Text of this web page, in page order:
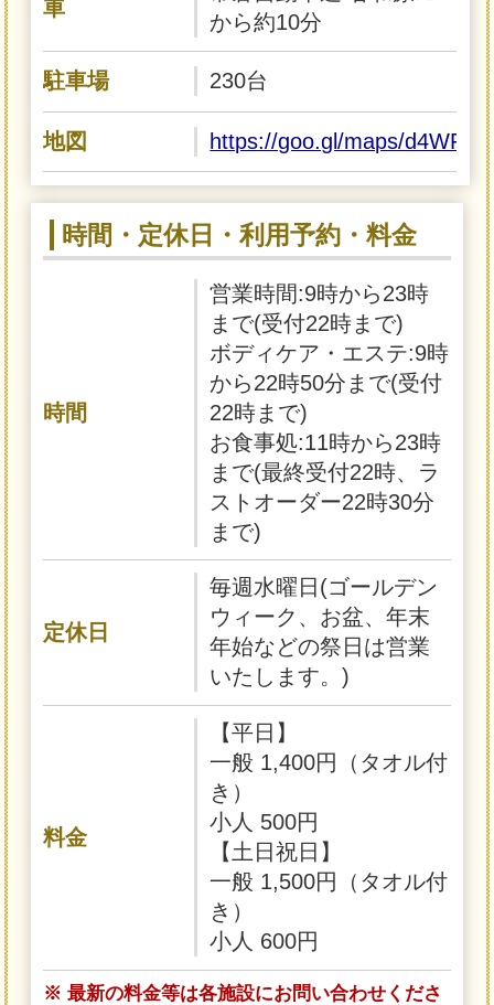
車
から約10分
駐車場 230台
地図 https://goo.gl/maps/
時間・定休日・利用予約・料金
時間
営業時間:9時から23時
まで(受付22時まで)
ボディケア・エステ:9時
から22時50分まで(受付
22時まで)
お食事処:11時から23時
まで(最終受付22時、ラ
ストオーダー22時30分
まで)
定休日
毎週水曜日(ゴールデン
ウィーク、お盆、年末
年始などの祭日は営業
いたします。)
料金
【平日】
一般 1,400円（タオル付
き）
小人 500円
【土日祝日】
一般 1,500円（タオル付
き）
小人 600円
※ 最新の料金等は各施設にお問い合わせくださ